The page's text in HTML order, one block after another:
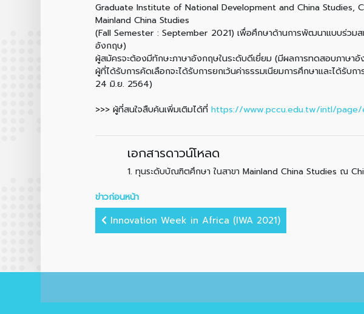
Graduate Institute of National Development and China Studies,
Mainland China Studies
(Fall Semester : September 2021) เพื่อศึกษาด้านการพัฒนาแบบร่วมส
อังกฤษ)
ผู้สมัครจะต้องมีทักษะภาษาอังกฤษในระดับดีเยี่ยม (มีผลการทดสอบภาษ
ผู้ที่ได้รับการคัดเลือกจะได้รับการยกเว้นค่าธรรมเนียมการศึกษาและได้
24 มิ.ย. 2564)
>>> ผู้ที่สนใจสืบค้นเพิ่มเติมได้ที่https://www.pccu.edu.tw/intl/page/
เอกสารดาวน์โหลด
1.ทุนระดับบัณฑิตศึกษา ในสาขา Mainland China Studies ณ
ข่าวก่อนหน้า
Innovation Week in Africa (IWA 2021)